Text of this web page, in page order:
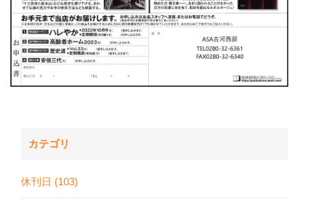
カテゴリ
休刊日 (103)